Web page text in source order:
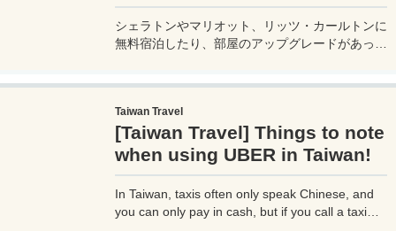
シェラトンやマリオット、リッツ・カールトンに
無料宿泊したり、部屋のアップグレードがあった
カード 」の魅力とメリット、デメリットを交え
詳しく紹介していきたい。
Taiwan Travel
[Taiwan Travel] Things to note
when using UBER in Taiwan!
In Taiwan, taxis often only speak Chinese, and
you can only pay in cash, but if you call a taxi